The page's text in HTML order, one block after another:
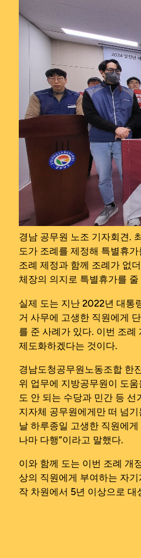
경남 공무원 노조 기자회견.
도가 조례를 제정해 특별휴
조례 제정과 함께 조례가 없
체장의 의지로 특별휴가를
실제 도는 지난 2022년 대통
거 사무에 고생한 직원에게
를 준 사례가 있다. 이번 조례
제도화하겠다는 것이다.
경남도청공무원노동조합 한
위 업무에 지방공무원이 도
도 안 되는 수당과 민간 등 선
지자체 공무원에게만 떠 넘기
날 하루종일 고생한 직원에
나마 다행”이라고 말했다.
이와 함께 도는 이번 조례 개
상의 직원에게 부여하는 자
작 차원에서 5년 이상으로 대